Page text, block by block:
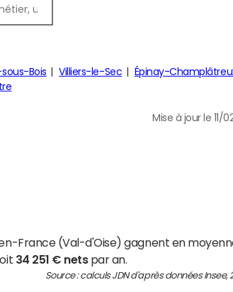
Bois Villiers-le-Sec
Épinay-
Mise à jour le 11/
France (Val-d'Oise) gagnent en
34 251 € netspar an.
Source : calculs JDN d'après données Insee,